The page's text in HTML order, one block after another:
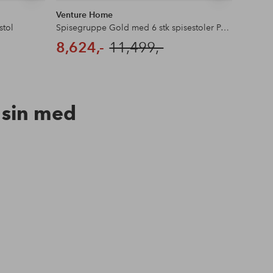
Venture Home
Spisegruppe Gold med 6 stk spisestoler Polar
8,624,- 11,499,-
med